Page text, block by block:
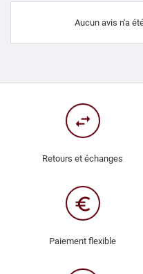
Aucun avis n'a
swap_horiz
Retours et échanges
euro_symbol
Paiement flexible